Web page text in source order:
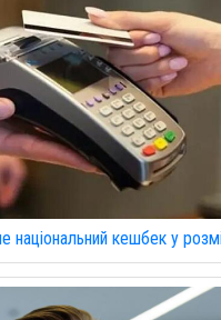
національний кешбек у